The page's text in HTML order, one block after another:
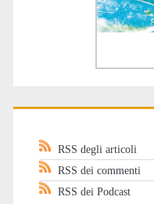
RSS degli articoli
RSS dei commenti
RSS dei Podcast